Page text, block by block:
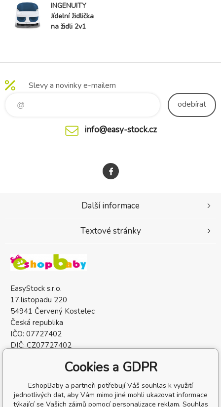
INGENUITY
Jídelní židlička
na židli 2v1
Slevy a novinky e-mailem
odebírat
info@easy-stock.cz
EasyStock s.r.o.
17.listopadu 220
54941 Červený Kostelec
Česká republika
IČO: 07727402
DIČ: CZ07727402
Další informace
Textové stránky
Cookies a GDPR
EshopBaby a partneři potřebují Váš souhlas k využití
jednotlivých dat, aby Vám mimo jiné mohli ukazovat informace
týkající se Vašich zájmů pomocí personalizace reklam. Souhlas